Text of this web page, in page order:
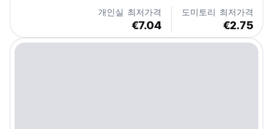
개인실 최저가격
€7.04
도미토리 최저가격
€2.75